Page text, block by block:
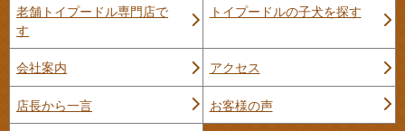
老舗トイプードル専門店で
す
トイプードルの子犬を探す
会社案内 アクセス
店長から一言 お客様の声